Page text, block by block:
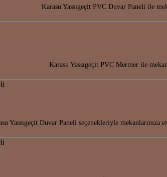
Karasu Yassıgeçit PVC Duvar Paneli ile
Karasu Yassıgeçit PVC Mermer ile
Yassıgeçit Duvar Paneli seçenekleriyle